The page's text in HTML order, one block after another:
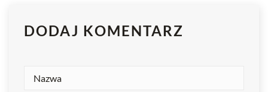
DODAJ KOMENTARZ